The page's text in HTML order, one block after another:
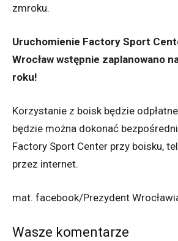
zmroku.
Uruchomienie Factory Sport
Wrocław wstępnie zaplanowano
roku!
Korzystanie z boisk będzie
będzie można dokonać
Factory Sport Center przy boisku,
przez internet.
mat. facebook/Prezydent
Wasze komentarze